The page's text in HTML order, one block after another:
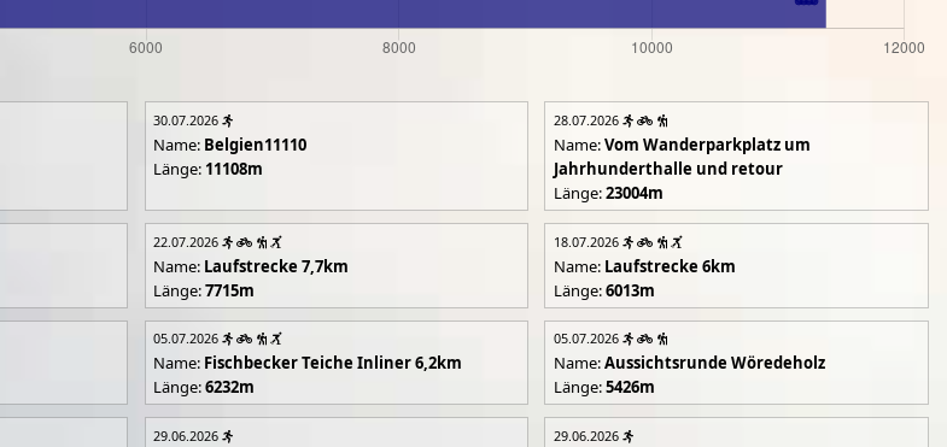
30.07.2026
Name: Belgien11110
Länge: 11108m
28.07.2026
Name:Vom Wanderparkplatz um
Jahrhunderthalle und retour
Länge:23004m
22.07.2026
Name: Laufstrecke 7,7km
Länge:7715m
18.07.2026
Name: Laufstrecke 6km
Länge:6013m
05.07.2026
Name: Fischbecker Teiche Inliner 6,2km
Länge:6232m
05.07.2026
Name:Aussichtsrunde Wöredeholz
Länge:5426m
29.06.2026 29.06.2026